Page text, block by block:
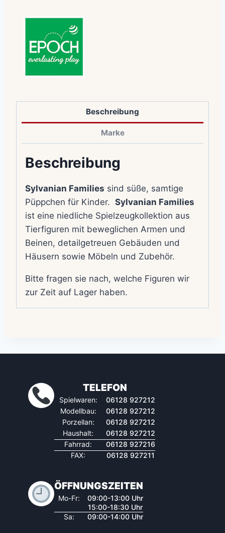
Beschreibung
Marke
Beschreibung
Sylvanian Families sind süße, samtige
Püppchen für Kinder. Sylvanian Families
ist eine niedliche Spielzeugkollektion aus
Tierfiguren mit beweglichen Armen und
Beinen, detailgetreuen Gebäuden und
Häusern sowie Möbeln und Zubehör.
Bitte fragen sie nach, welche Figuren wir
zur Zeit auf Lager haben.
TELEFON
Spielwaren:
06128 927212
Modellbau:
06128 927212
Porzellan:
06128 927212
Haushalt:
06128 927212
Fahrrad:
06128 927216
FAX:
06128 927211
ÖFFNUNGSZEITEN
Mo-Fr:
09:00-13:00 Uhr
15:00-18:30 Uhr
Sa:
09:00-14:00 Uhr